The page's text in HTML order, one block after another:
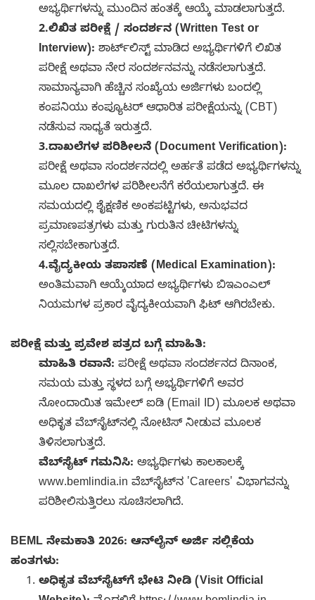
ಅಭ್ಯರ್ಥಿಗಳನ್ನು ಮುಂದಿನ ಹಂತಕ್ಕೆ ಆಯ್ಕೆ ಮಾಡಲಾಗುತ್ತದೆ.
2.ಲಿಖಿತ ಪರೀಕ್ಷೆ / ಸಂದರ್ಶನ (Written Test or
Interview): ಶಾರ್ಟ್‌ಲಿಸ್ಟ್ ಮಾಡಿದ ಅಭ್ಯರ್ಥಿಗಳಿಗೆ ಲಿಖಿತ
ಪರೀಕ್ಷೆ ಅಥವಾ ನೇರ ಸಂದರ್ಶನವನ್ನು ನಡೆಸಲಾಗುತ್ತದೆ.
ಸಾಮಾನ್ಯವಾಗಿ ಹೆಚ್ಚಿನ ಸಂಖ್ಯೆಯ ಅರ್ಜಿಗಳು ಬಂದಲ್ಲಿ
ಕಂಪನಿಯು ಕಂಪ್ಯೂಟರ್ ಆಧಾರಿತ ಪರೀಕ್ಷೆಯನ್ನು (CBT)
ನಡೆಸುವ ಸಾಧ್ಯತೆ ಇರುತ್ತದೆ.
3.ದಾಖಲೆಗಳ ಪರಿಶೀಲನೆ (Document Verification):
ಪರೀಕ್ಷೆ ಅಥವಾ ಸಂದರ್ಶನದಲ್ಲಿ ಅರ್ಹತೆ ಪಡೆದ ಅಭ್ಯರ್ಥಿಗಳನ್ನು
ಮೂಲ ದಾಖಲೆಗಳ ಪರಿಶೀಲನೆಗೆ ಕರೆಯಲಾಗುತ್ತದೆ. ಈ
ಸಮಯದಲ್ಲಿ ಶೈಕ್ಷಣಿಕ ಅಂಕಪಟ್ಟಿಗಳು, ಅನುಭವದ
ಪ್ರಮಾಣಪತ್ರಗಳು ಮತ್ತು ಗುರುತಿನ ಚೀಟಿಗಳನ್ನು
ಸಲ್ಲಿಸಬೇಕಾಗುತ್ತದೆ.
4.ವೈದ್ಯಕೀಯ ತಪಾಸಣೆ (Medical Examination):
ಅಂತಿಮವಾಗಿ ಆಯ್ಕೆಯಾದ ಅಭ್ಯರ್ಥಿಗಳು ಬಿಇಎಂಎಲ್
ನಿಯಮಗಳ ಪ್ರಕಾರ ವೈದ್ಯಕೀಯವಾಗಿ ಫಿಟ್ ಆಗಿರಬೇಕು.
ಪರೀಕ್ಷೆ ಮತ್ತು ಪ್ರವೇಶ ಪತ್ರದ ಬಗ್ಗೆ ಮಾಹಿತಿ:
ಮಾಹಿತಿ ರವಾನೆ: ಪರೀಕ್ಷೆ ಅಥವಾ ಸಂದರ್ಶನದ ದಿನಾಂಕ,
ಸಮಯ ಮತ್ತು ಸ್ಥಳದ ಬಗ್ಗೆ ಅಭ್ಯರ್ಥಿಗಳಿಗೆ ಅವರ
ನೋಂದಾಯಿತ ಇಮೇಲ್ ಐಡಿ (Email ID) ಮೂಲಕ ಅಥವಾ
ಅಧಿಕೃತ ವೆಬ್‌ಸೈಟ್‌ನಲ್ಲಿ ನೋಟಿಸ್ ನೀಡುವ ಮೂಲಕ
ತಿಳಿಸಲಾಗುತ್ತದೆ.
ವೆಬ್‌ಸೈಟ್ ಗಮನಿಸಿ: ಅಭ್ಯರ್ಥಿಗಳು ಕಾಲಕಾಲಕ್ಕೆ
www.bemlindia.in ವೆಬ್‌ಸೈಟ್‌ನ 'Careers' ವಿಭಾಗವನ್ನು
ಪರಿಶೀಲಿಸುತ್ತಿರಲು ಸೂಚಿಸಲಾಗಿದೆ.
BEML ನೇಮಕಾತಿ 2026: ಆನ್‌ಲೈನ್ ಅರ್ಜಿ ಸಲ್ಲಿಕೆಯ
ಹಂತಗಳು:
ಅಧಿಕೃತ ವೆಬ್‌ಸೈಟ್‌ಗೆ ಭೇಟಿ ನೀಡಿ (Visit Official